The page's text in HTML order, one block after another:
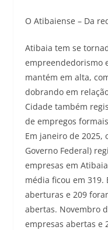
O Atibaiense – Da
Atibaia tem se
empreendedorismo
mantém em alta,
dobrando em
Cidade também
de empregos
Em janeiro de 2025,
Governo Federal)
empresas em
média ficou em 319.
aberturas e 209
abertas. Novembro
empresas abertas e